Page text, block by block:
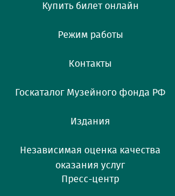
Купить билет онлайн
Режим работы
Контакты
Госкаталог Музейного фонда РФ
Издания
Независимая оценка качества
оказания услуг
Пресс-центр